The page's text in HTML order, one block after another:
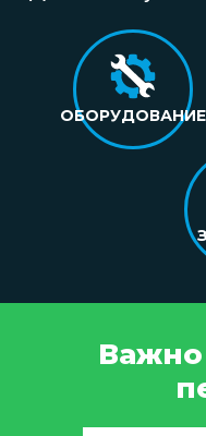
ОБОРУДОВАНИЕ
Важно